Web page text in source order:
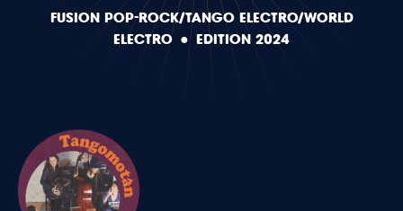
FUSION POP-ROCK/TANGO ÉLECTRO/WORLD
ÉLECTRO ● EDITION 2024